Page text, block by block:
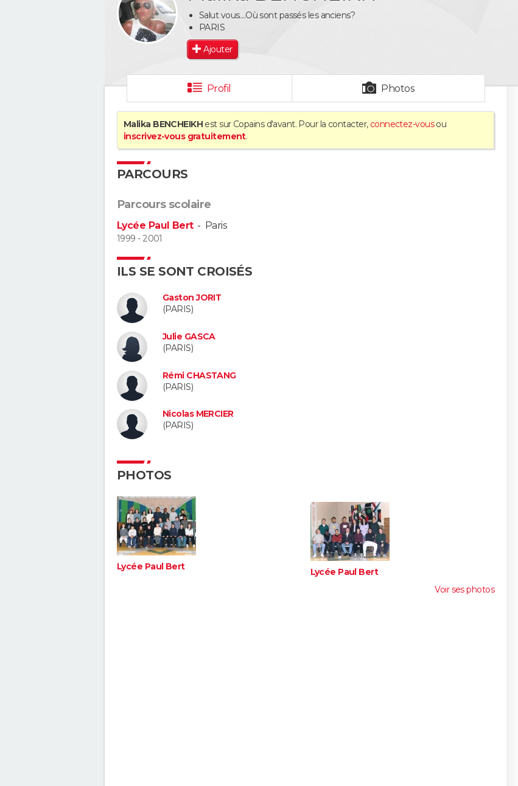
Salut vous....Où sont passés les anciens?
PARIS
Ajouter
Profil Photos
Malika BENCHEIKH est sur Copains d'avant. Pour la contacter, connectez-vousou
inscrivez-vous gratuitement.
PARCOURS
Parcours scolaire
Lycée Paul Bert- Paris
1999 - 2001
ILS SE SONT CROISÉS
Gaston JORIT
(PARIS)
Julie GASCA
(PARIS)
Rémi CHASTANG
(PARIS)
Nicolas MERCIER
(PARIS)
PHOTOS
Lycée Paul Bert
Lycée Paul Bert
Voir ses photos